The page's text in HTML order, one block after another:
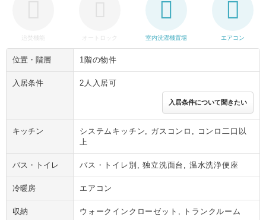
追焚機能 オートロック 室内洗濯機置場 エアコン
位置・階層 1階の物件
入居条件 2人入居可
入居条件について聞きたい
キッチン
システムキッチン, ガスコンロ, コンロ二口以
上
バス・トイレ バス・トイレ別, 独立洗面台, 温水洗浄便座
冷暖房 エアコン
収納 ウォークインクローゼット, トランクルーム